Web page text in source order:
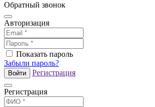
Обратный звонок
Авторизация
Показать пароль
Забыли пароль?
Войти Регистрация
Регистрация